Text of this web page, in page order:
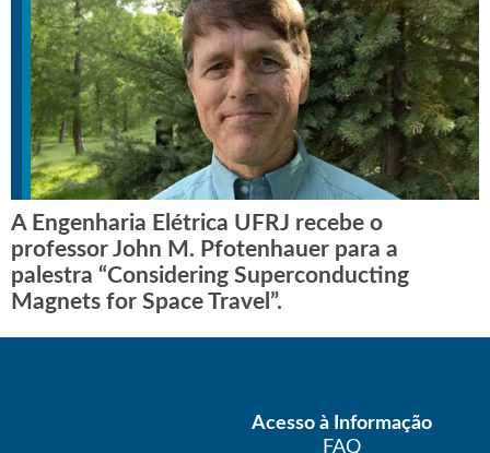
A Engenharia Elétrica UFRJ recebe o
professor John M. Pfotenhauer para a
palestra “Considering Superconducting
Magnets for Space Travel”.
Acesso à Informação
FAQ